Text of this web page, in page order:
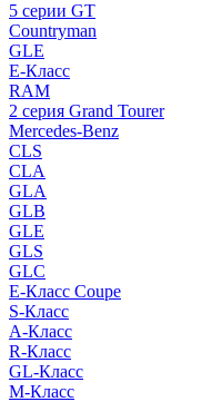
5 серии GT
Countryman
GLE
E-Класс
RAM
2 серия Grand Tourer
Mercedes-Benz
CLS
CLA
GLA
GLB
GLE
GLS
GLC
E-Класс Coupe
S-Класс
A-Класс
R-Класс
GL-Класс
M-Класс